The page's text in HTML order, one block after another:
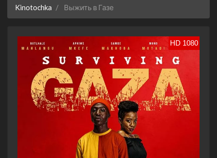
Kinotochka Выжить в Газе
HD 1080